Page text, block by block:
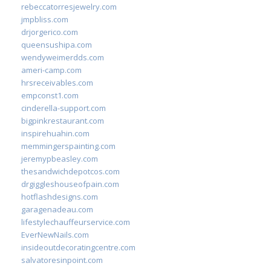
rebeccatorresjewelry.com
jmpbliss.com
drjorgerico.com
queensushipa.com
wendyweimerdds.com
ameri-camp.com
hrsreceivables.com
empconst1.com
cinderella-support.com
bigpinkrestaurant.com
inspirehuahin.com
memmingerspainting.com
jeremypbeasley.com
thesandwichdepotcos.com
drgiggleshouseofpain.com
hotflashdesigns.com
garagenadeau.com
lifestylechauffeurservice.com
EverNewNails.com
insideoutdecoratingcentre.com
salvatoresinpoint.com